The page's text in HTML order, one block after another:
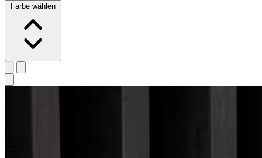
Farbe wählen